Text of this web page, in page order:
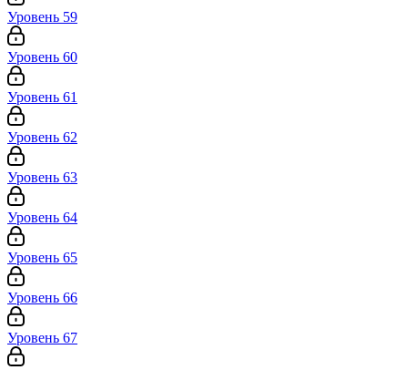
Уровень 59
Уровень 60
Уровень 61
Уровень 62
Уровень 63
Уровень 64
Уровень 65
Уровень 66
Уровень 67